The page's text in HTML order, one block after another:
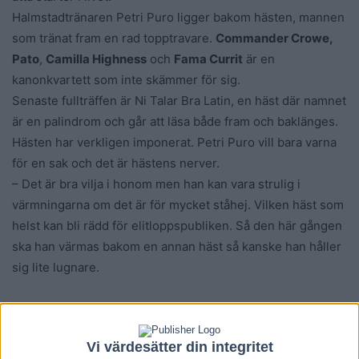
Vi värdesätter din integritet
Halmstadtränaren Petri Puro ligger bakom hästen, mannen
som tränat fram en rad topptravare. Commander Crowe,
Pato, Camilla Highness och Fama Currit är en
kanonkvartett som inte skämmer för sig.
Senaste fullträffen är Ni Talar Bra Latin, en häst där namnet
är en palindrom och går att läsa både fram och baklänges.
Hästen har verkligen imponerat. Petri Puro vill bara varna
för en sak och det är hästens nerver.
– Det är bra vilja i honom men han kan vara strulig i
värmningarna om det är för mycket ståhej. Vilken häst som
helst kan bli rädd för elitloppspubliken. Så den här gången
ska han värmas bakom en annan häst så kanske han håller
sig lite lugnare.
Håller Sauveur stången?
Hästen var bra då han vann V75 på Åby i slutet av april och
har hunnit med ytterligare ett lopp efteråt där han